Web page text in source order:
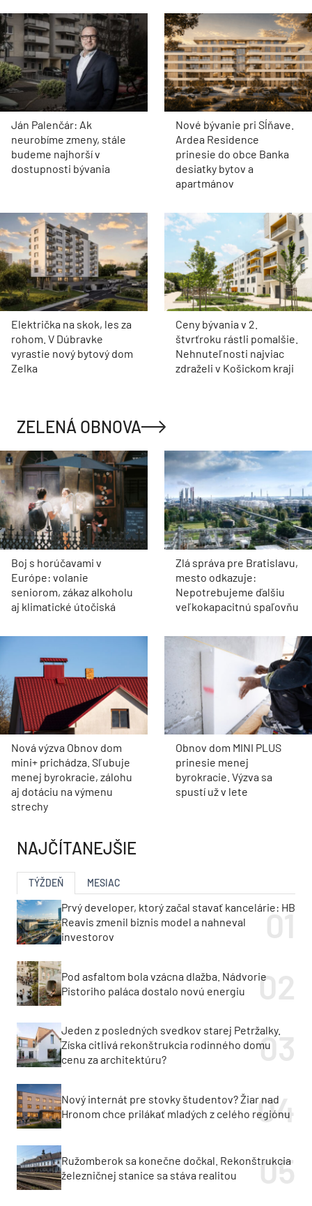
Ján Palenčár: Ak
neurobíme zmeny, stále
budeme najhorší v
dostupnosti bývania
Nové bývanie pri Sĺňave.
Ardea Residence
prinesie do obce Banka
desiatky bytov a
apartmánov
Električka na skok, les za
rohom. V Dúbravke
vyrastie nový bytový dom
Zelka
Ceny bývania v 2.
štvrťroku rástli pomalšie.
Nehnuteľnosti najviac
zdraželi v Košickom kraji
ZELENÁ OBNOVA
Boj s horúčavami v
Európe: volanie
seniorom, zákaz alkoholu
aj klimatické útočiská
Zlá správa pre Bratislavu,
mesto odkazuje:
Nepotrebujeme ďalšiu
veľkokapacitnú spaľovňu
Nová výzva Obnov dom
mini+ prichádza. Sľubuje
menej byrokracie, zálohu
aj dotáciu na výmenu
strechy
Obnov dom MINI PLUS
prinesie menej
byrokracie. Výzva sa
spustí už v lete
NAJČÍTANEJŠIE
TÝŽDEŇ MESIAC
Prvý developer, ktorý začal stavať kancelárie: HB
Reavis zmenil biznis model a nahneval
investorov
Pod asfaltom bola vzácna dlažba. Nádvorie
Pistoriho paláca dostalo novú energiu
Jeden z posledných svedkov starej Petržalky.
Získa citlivá rekonštrukcia rodinného domu
cenu za architektúru?
Nový internát pre stovky študentov? Žiar nad
Hronom chce prilákať mladých z celého regiónu
Ružomberok sa konečne dočkal. Rekonštrukcia
železničnej stanice sa stáva realitou